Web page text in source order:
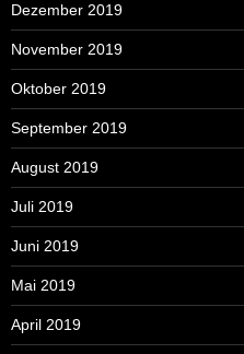
Dezember 2019
November 2019
Oktober 2019
September 2019
August 2019
Juli 2019
Juni 2019
Mai 2019
April 2019